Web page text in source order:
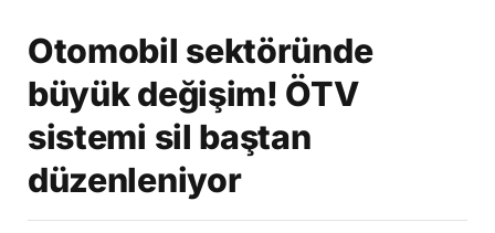
Otomobil sektöründe
büyük değişim! ÖTV
sistemi sil baştan
düzenleniyor